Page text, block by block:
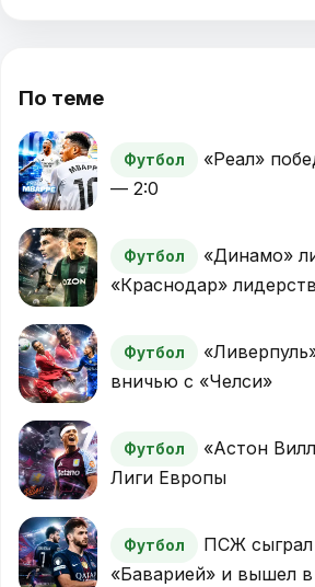
По теме
Футбол
«Реал»
— 2:0
Футбол
«Динамо»
«Краснодар»
Футбол
вничью с «Челси»
Футбол
«Астон
Лиги Европы
Футбол
ПСЖ
«Баварией» и вышел